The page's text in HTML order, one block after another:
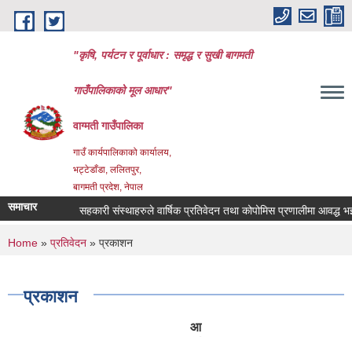
Skip to main content
"कृषि, पर्यटन र पूर्वाधार : समृद्ध र सुखी बागमती
गाउँपालिकाको मूल आधार"
वाग्मती गाउँपालिका
गाउँ कार्यपालिकाको कार्यालय,
भट्टेडाँडा, ललितपुर,
बागमती प्रदेश, नेपाल
समाचार सहकारी संस्थाहरुले वार्षिक प्रतिवेदन तथा कोपोमिस प्रणालीमा आवद्ध भई
You are here
Home » प्रतिवेदन » प्रकाशन
प्रकाशन
आ